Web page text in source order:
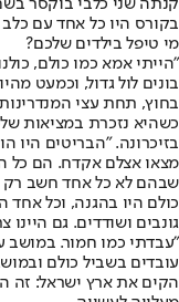
קנתה שני כלבי בוקסר
בקורס היו כל אחד עם כלב
מי טיפל בילדים שלכם?
"הייתי אמא כמו כולם,
בונים לול גדול, וכמעט
בחוץ, תחת עצי
כשהיא נזכרת במציאות
בזיכרונה. "הבריטים היו
מצאו אצלם אקדח. הם כל
שבהם לא כל אחד חשב רק
כולם היו בהגנה, וכל אחד
גונבים ושודדים. גם היינו
"עבדתי כמו חמור. במושב
עובדים בשביל כולם
הקים את ארץ ישראל: זה